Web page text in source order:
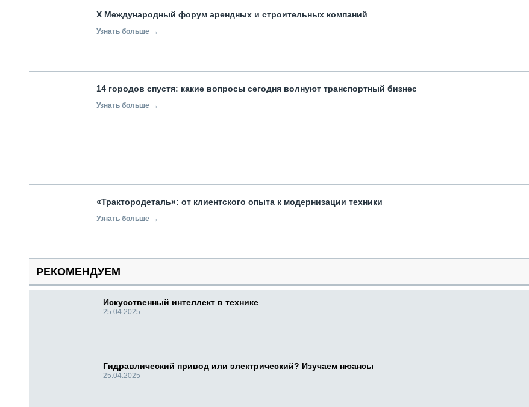
X Международный форум арендных и строительных компаний
Узнать больше →
14 городов спустя: какие вопросы сегодня волнуют транспортный бизнес
Узнать больше →
«Трактородеталь»: от клиентского опыта к модернизации техники
Узнать больше →
РЕКОМЕНДУЕМ
Искусственный интеллект в технике
25.04.2025
Гидравлический привод или электрический? Изучаем нюансы
25.04.2025